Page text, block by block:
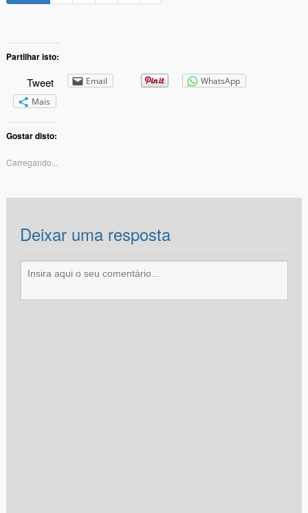
Partilhar isto:
Tweet Email
WhatsApp
Mais
Gostar disto:
Carregando...
Deixar uma resposta